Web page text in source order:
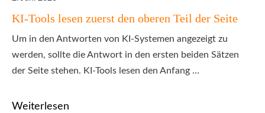
KI-Tools lesen zuerst den oberen Teil der Seite
Um in den Antworten von KI-Systemen angezeigt zu
werden, sollte die Antwort in den ersten beiden Sätzen
der Seite stehen. KI-Tools lesen den Anfang …
Weiterlesen